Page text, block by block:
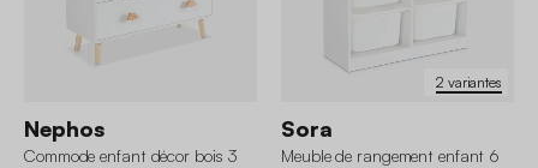
Nephos
Commode enfant décor bois 3
2 variantes
Sora
Meuble de rangement enfant 6